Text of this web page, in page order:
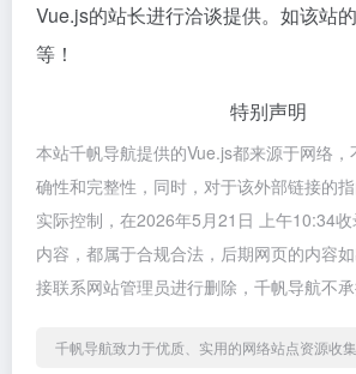
Vue.js的站长进行洽谈提供。如该站
等！
特别声明
本站千帆导航提供的Vue.js都来源于网络
确性和完整性，同时，对于该外部链接的
实际控制，在2026年5月21日 上午10:34
内容，都属于合规合法，后期网页的内容
接联系网站管理员进行删除，千帆导航不承
千帆导航致力于优质、实用的网络站点资源收